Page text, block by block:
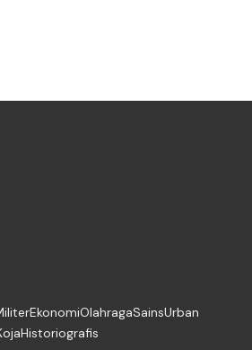
EkonomiOlahragaSainsUrban
Historiografis